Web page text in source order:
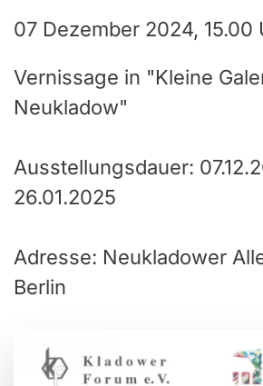
07 Dezember 2024, 15.00
Vernissage in "Kleine
Neukladow"
Ausstellungsdauer:
26.01.2025
Adresse: Neukladower
Berlin